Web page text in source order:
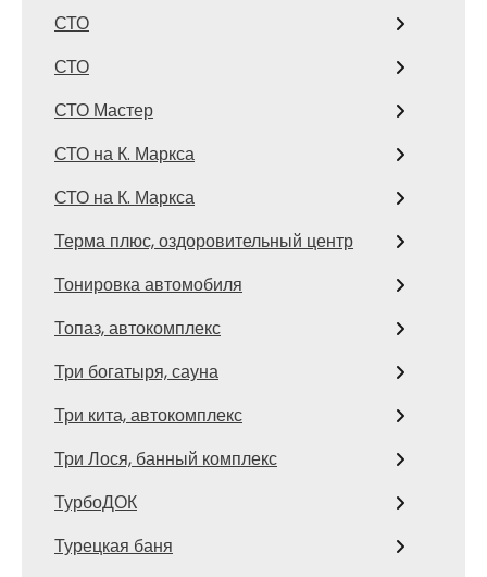
СТО
СТО
СТО Мастер
СТО на К. Маркса
СТО на К. Маркса
Терма плюс, оздоровительный центр
Тонировка автомобиля
Топаз, автокомплекс
Три богатыря, сауна
Три кита, автокомплекс
Три Лося, банный комплекс
ТурбоДОК
Турецкая баня